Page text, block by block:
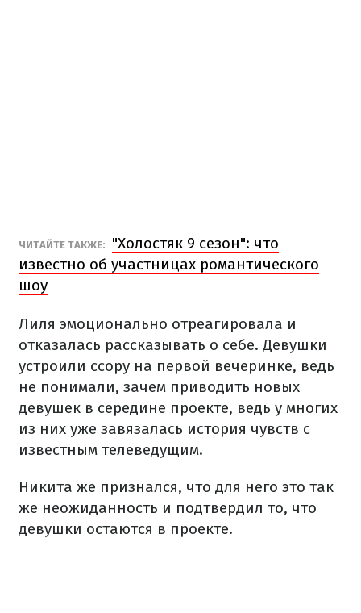
ЧИТАЙТЕ ТАКЖЕ:
"Холостяк 9 сезон": что
известно об участницах романтического
шоу
Лиля эмоционально отреагировала и
отказалась рассказывать о себе. Девушки
устроили ссору на первой вечеринке, ведь
не понимали, зачем приводить новых
девушек в середине проекте, ведь у многих
из них уже завязалась история чувств с
известным телеведущим.
Никита же признался, что для него это так
же неожиданность и подтвердил то, что
девушки остаются в проекте.